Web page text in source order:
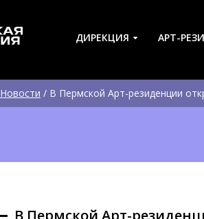
ДИРЕКЦИЯ АРТ-
Новости / В Пермской Арт-резиденции
В Пермской Арт-